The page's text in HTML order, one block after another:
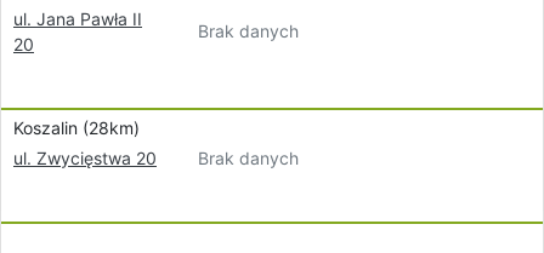
ul. Jana Pawła II
20
Brak danych
Koszalin (28km)
ul. Zwycięstwa 20
Brak danych